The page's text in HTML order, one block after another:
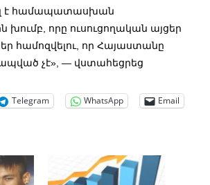
է համապատասխան
որը ուսուցողական այցեր
համոզվելու, որ Հայաստանը
չէ», — վստահեցրեց
Telegram WhatsApp
Email